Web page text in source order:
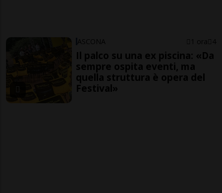
ASCONA 1 ora 4
Il palco su una ex piscina: «Da
sempre ospita eventi, ma
quella struttura è opera del
Festival»